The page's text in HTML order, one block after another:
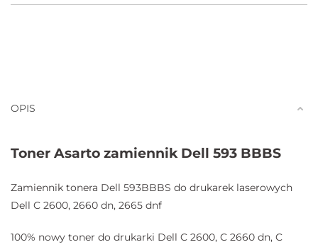
OPIS
Toner Asarto zamiennik Dell 593 BBBS
Zamiennik tonera Dell 593BBBS do drukarek laserowych
Dell C 2600, 2660 dn, 2665 dnf
100% nowy toner do drukarki Dell C 2600, C 2660 dn, C